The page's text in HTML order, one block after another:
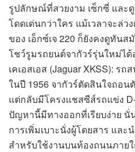
รูปลักษณ์ที่สวยงาม เซ็กซี่ และ
โดดเด่นกว่าใคร แม้เวลาจะล่
ของ เอ็กซ์เจ 220 ก็ยังคงดูทัน
โชว์รูมรถยนต์จากัวร์รุ่นใหม่ได้
เคเอสเอส (Jaguar XKSS): ร
ในปี 1956 จากัวร์ตัดสินใจถอ
แต่กลับมีโครงแชสซีส์รถแข่ง
ปัญหานี้มีทางออกที่เรียบง่าย นั่
การเพิ่มเบาะนั่งผู้โดยสาร แล
สำหรับใช้งานบนท้องถนนภายใ